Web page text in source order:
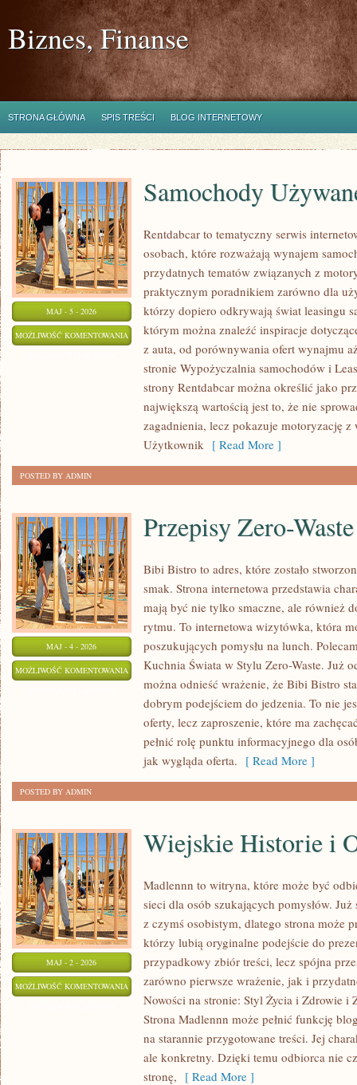
Biznes, Finanse
STRONA GŁÓWNA SPIS TREŚCI BLOG INTERNETOWY
MAJ - 5 - 2026
MOŻLIWOŚĆ KOMENTOWANIA SAMOCHODY
UŻYWANE
Samochody
Rentdabcar to tematyczny serwis
osobach, które rozważają wynajem
przydatnych tematów związanych z
praktycznym poradnikiem zarówno dla
którzy dopiero odkrywają świat leasingu
którym można znaleźć inspiracje
z auta, od porównywania ofert wynajmu
stronie Wypożyczalnia samochodów i
strony Rentdabcar można określić jako
największą wartością jest to, że nie
zagadnienia, lecz pokazuje motoryzację z
Użytkownik [ Read More ]
POSTED BY ADMIN
MAJ - 4 - 2026
MOŻLIWOŚĆ KOMENTOWANIA PRZEPISY
ZERO-
WASTE
Przepisy Zero-Waste
Bibi Bistro to adres, które zostało
smak. Strona internetowa przedstawia
mają być nie tylko smaczne, ale również
rytmu. To internetowa wizytówka, która
poszukujących pomysłu na lunch.
Kuchnia Świata w Stylu Zero-Waste. Już
można odnieść wrażenie, że Bibi Bistro
dobrym podejściem do jedzenia. To nie
oferty, lecz zaproszenie, które ma
pełnić rolę punktu informacyjnego dla
jak wygląda oferta. [ Read More ]
POSTED BY ADMIN
MAJ - 2 - 2026
MOŻLIWOŚĆ KOMENTOWANIA WIEJSKIE
HISTORIE
OPOWIEŚCI
Wiejskie Historie i
Madlennn to witryna, które może być
sieci dla osób szukających pomysłów.
z czymś osobistym, dlatego strona może
którzy lubią oryginalne podejście do
przypadkowy zbiór treści, lecz spójna
zarówno pierwsze wrażenie, jak i
Nowości na stronie: Styl Życia i Zdrowie i
Strona Madlennn może pełnić funkcję
na starannie przygotowane treści. Jej
ale konkretny. Dzięki temu odbiorca nie
stronę, [ Read More ]